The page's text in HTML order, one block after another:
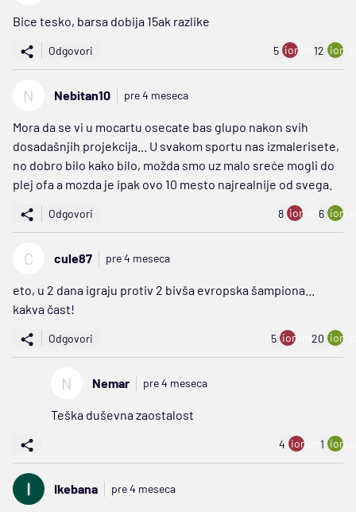
Bice tesko, barsa dobija 15ak razlike
Odgovori 5 ion:minus
12
N Nebitan10 pre 4 meseca
Mora da se vi u mocartu osecate bas glupo nakon svih
dosadašnjih projekcija... U svakom sportu nas izmalerisete,
no dobro bilo kako bilo, možda smo uz malo sreće mogli do
plej ofa a mozda je ipak ovo 10 mesto najrealnije od svega.
Odgovori 8 ion:minus
6
C cule87 pre 4 meseca
eto, u 2 dana igraju protiv 2 bivša evropska šampiona...
kakva čast!
Odgovori 5 ion:minus
20
N Nemar pre 4 meseca
Teška duševna zaostalost
4 ion:minus
1
Ikebana pre 4 meseca